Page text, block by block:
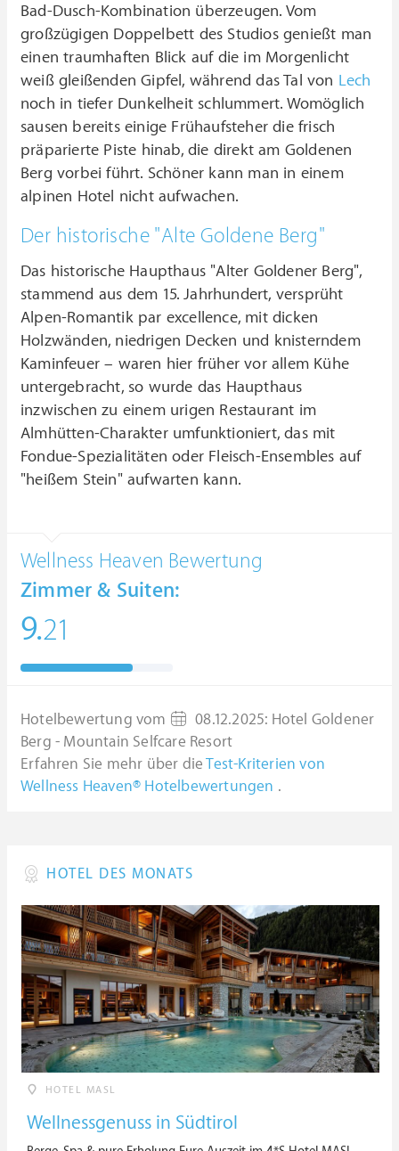
Bad-Dusch-Kombination überzeugen. Vom
großzügigen Doppelbett des Studios genießt man
einen traumhaften Blick auf die im Morgenlicht
weiß gleißenden Gipfel, während das Tal von Lech
noch in tiefer Dunkelheit schlummert. Womöglich
sausen bereits einige Frühaufsteher die frisch
präparierte Piste hinab, die direkt am Goldenen
Berg vorbei führt. Schöner kann man in einem
alpinen Hotel nicht aufwachen.
Der historische "Alte Goldene Berg"
Das historische Haupthaus "Alter Goldener Berg",
stammend aus dem 15. Jahrhundert, versprüht
Alpen-Romantik par excellence, mit dicken
Holzwänden, niedrigen Decken und knisterndem
Kaminfeuer – waren hier früher vor allem Kühe
untergebracht, so wurde das Haupthaus
inzwischen zu einem urigen Restaurant im
Almhütten-Charakter umfunktioniert, das mit
Fondue-Spezialitäten oder Fleisch-Ensembles auf
"heißem Stein" aufwarten kann.
Wellness Heaven Bewertung
Zimmer & Suiten:
9.21
Hotelbewertung vom 08.12.2025: Hotel Goldener
Berg - Mountain Selfcare Resort
Erfahren Sie mehr über dieTest-Kriterien von
Wellness Heaven® Hotelbewertungen .
HOTEL DES MONATS
HOTEL MASL
Wellnessgenuss in Südtirol